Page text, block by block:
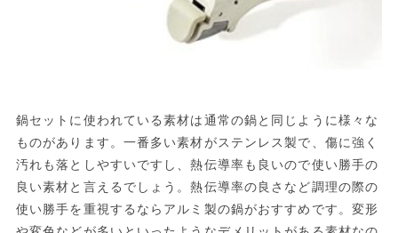
鍋セットに使われている素材は通常の鍋と同じように様々な
ものがあります。一番多い素材がステンレス製で、傷に強く
汚れも落としやすいですし、熱伝導率も良いので使い勝手の
良い素材と言えるでしょう。熱伝導率の良さなど調理の際の
使い勝手を重視するならアルミ製の鍋がおすすめです。変形